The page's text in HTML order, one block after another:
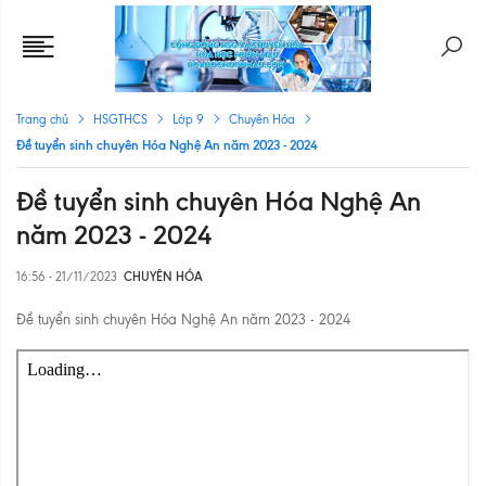
Trang chủ HSGTHCS Lớp 9 Chuyên Hóa
Đề tuyển sinh chuyên Hóa Nghệ An năm 2023 - 2024
Đề tuyển sinh chuyên Hóa Nghệ An
năm 2023 - 2024
16:56 - 21/11/2023 CHUYÊN HÓA
Đề tuyển sinh chuyên Hóa Nghệ An năm 2023 - 2024